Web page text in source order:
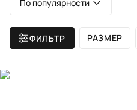
По популярности
ФИЛЬТР РАЗМЕР